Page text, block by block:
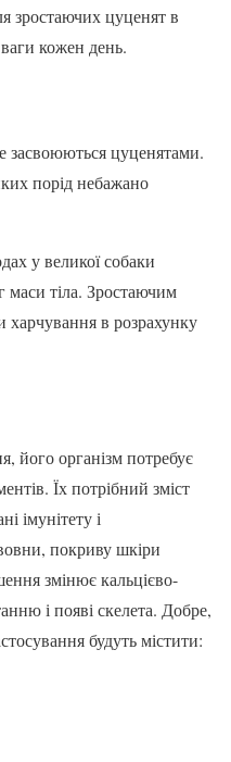
зростаючих цуценят в
кожен день.
засвоюються цуценятами.
порід небажано
у великої собаки
маси тіла. Зростаючим
харчування в розрахунку
його організм потребує
Їх потрібний зміст
імунітету і
покриву шкіри
змінює кальцієво-
і появі скелета. Добре,
будуть містити: